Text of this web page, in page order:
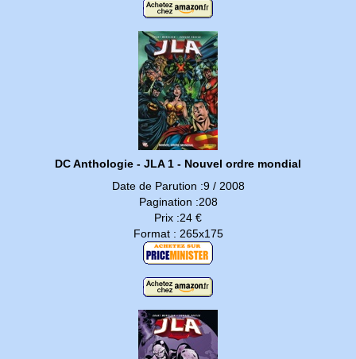
DC Anthologie - JLA 1 - Nouvel ordre mondial
Date de Parution :9 / 2008
Pagination :208
Prix :24 €
Format : 265x175